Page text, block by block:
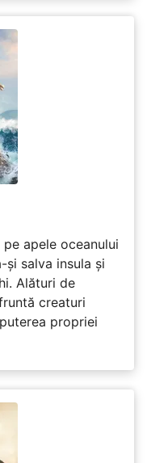
apele oceanului
salva insula și
Alături de
creaturi
propriei